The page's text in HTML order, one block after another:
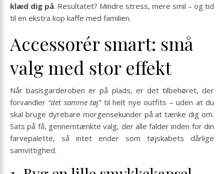
klæd dig på. Resultatet? Mindre stress, mere smil – og tid
til en ekstra kop kaffe med familien.
Accessorér smart: små
valg med stor effekt
Når basisgarderoben er på plads, er det tilbehøret, der
forvandler “det samme tøj”til helt nye outfits – uden at du
skal bruge dyrebare morgensekunder på at tænke dig om.
Sats på få, gennemtænkte valg, der alle falder inden for din
farvepalette, så intet ender som tøjskabets dårlige
samvittighed.